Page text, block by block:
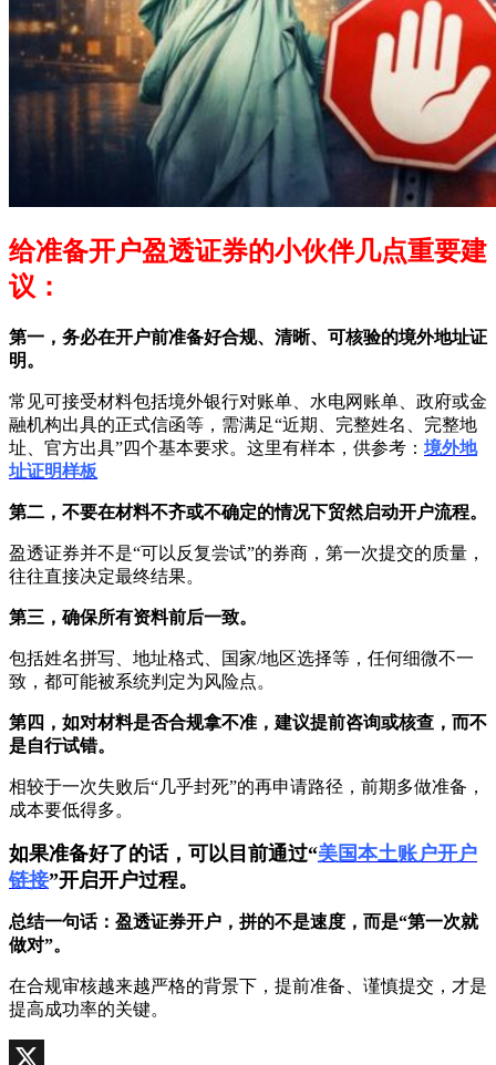
给准备开户盈透证券的小伙伴几点重要建
议：
第一，务必在开户前准备好合规、清晰、可核验的境外地址证
明。
常见可接受材料包括境外银行对账单、水电网账单、政府或金
融机构出具的正式信函等，需满足“近期、完整姓名、完整地
址、官方出具”四个基本要求。这里有样本，供参考： 境外地
址证明样板
第二，不要在材料不齐或不确定的情况下贸然启动开户流程。
盈透证券并不是“可以反复尝试”的券商，第一次提交的质量，
往往直接决定最终结果。
第三，确保所有资料前后一致。
包括姓名拼写、地址格式、国家/地区选择等，任何细微不一
致，都可能被系统判定为风险点。
第四，如对材料是否合规拿不准，建议提前咨询或核查，而不
是自行试错。
相较于一次失败后“几乎封死”的再申请路径，前期多做准备，
成本要低得多。
如果准备好了的话，可以目前通过“美国本土账户开户
链接”开启开户过程。
总结一句话：盈透证券开户，拼的不是速度，而是“第一次就
做对”。
在合规审核越来越严格的背景下，提前准备、谨慎提交，才是
提高成功率的关键。